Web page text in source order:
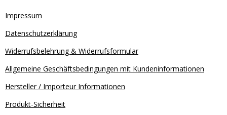
Impressum
Datenschutzerklärung
Widerrufsbelehrung & Widerrufsformular
Allgemeine Geschäftsbedingungen mit Kundeninformationen
Hersteller / Importeur Informationen
Produkt-Sicherheit